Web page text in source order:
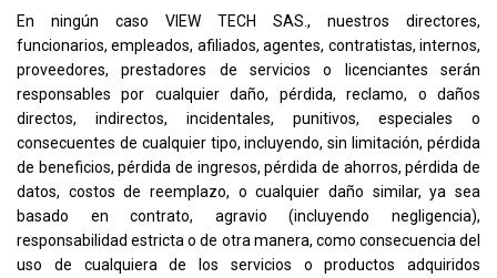
En ningún caso VIEW TECH SAS., nuestros directores,
funcionarios, empleados, afiliados, agentes, contratistas, internos,
proveedores, prestadores de servicios o licenciantes serán
responsables por cualquier daño, pérdida, reclamo, o daños
directos, indirectos, incidentales, punitivos, especiales o
consecuentes de cualquier tipo, incluyendo, sin limitación, pérdida
de beneficios, pérdida de ingresos, pérdida de ahorros, pérdida de
datos, costos de reemplazo, o cualquier daño similar, ya sea
basado en contrato, agravio (incluyendo negligencia),
responsabilidad estricta o de otra manera, como consecuencia del
uso de cualquiera de los servicios o productos adquiridos